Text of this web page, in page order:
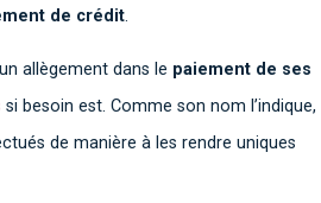
de crédit.
allègement dans le paiement de ses
si besoin est. Comme son nom l’indique,
de manière à les rendre uniques